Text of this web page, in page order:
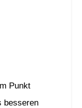
Punkt
besseren